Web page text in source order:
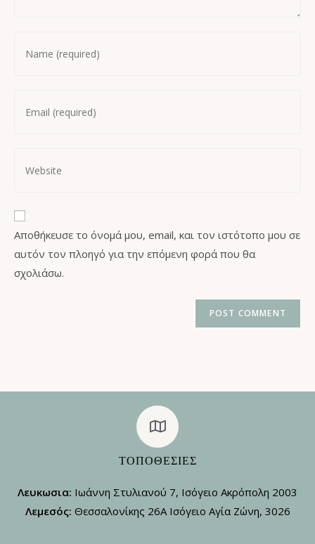
Αποθήκευσε το όνομά μου, email, και τον ιστότοπο μου σε
αυτόν τον πλοηγό για την επόμενη φορά που θα
σχολιάσω.
ΤΟΠΟΘΕΣΊΕΣ
Λευκωσια: Ιωάννη Στυλιανού 7, Ισόγειο Ακρόπολη 2003
Λεμεσός: Θεσσαλονίκης 26Α Ισόγειο Αγία Ζώνη, 3026